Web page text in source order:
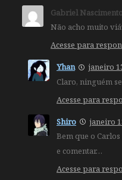
Gabriel Nascimento
Não acho muito
Acesse para
Yhan
janeiro
Claro, ninguém
Acesse para
Shiro
janeiro
Bem que o
e comentar…
Acesse para